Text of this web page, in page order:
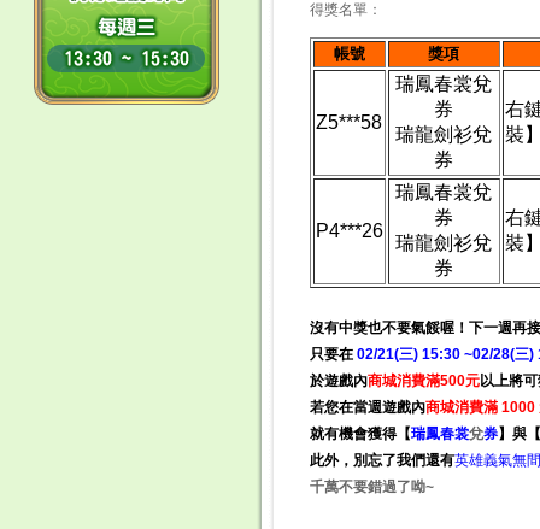
得獎名單：
帳號 獎項
Z5***58
瑞鳳春裳兌
券
瑞龍劍衫兌
券
右
裝
P4***26
瑞鳳春裳兌
券
瑞龍劍衫兌
券
右
裝
沒有中獎也不要氣餒喔！下一週再
只要在 02/21(三) 15:30 ~02/28(三)
於遊戲內商城消費滿500元以上將
若您在當週遊戲內商城消費滿 1000
就有機會獲得【瑞鳳春裳兌券】與【
此外，別忘了我們還有英雄義氣無
千萬不要錯過了呦~